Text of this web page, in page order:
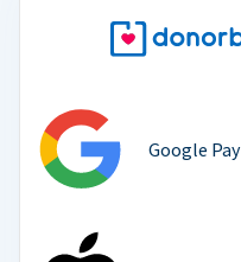
Google Pay